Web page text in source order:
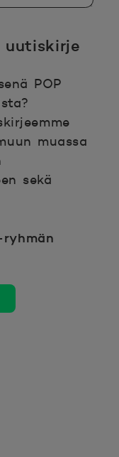
uutiskirje
POP
muassa
sekä